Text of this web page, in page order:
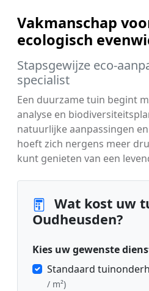
Vakmanschap
ecologisch
Stapsgewijze eco-
specialist
Een duurzame tuin begint
analyse en
natuurlijke aanpassingen
hoeft zich nergens meer
kunt genieten van een
Wat kost uw
Oudheusden?
Kies uw gewenste
Standaard
/ m²)